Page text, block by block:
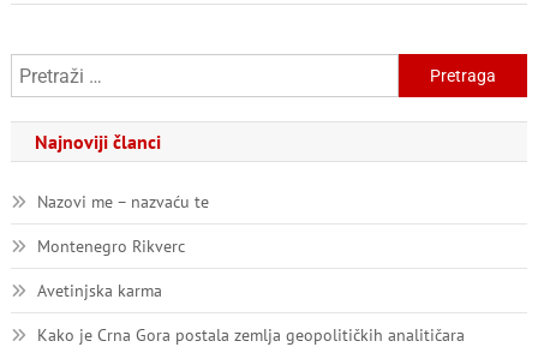
Pretraga:
Najnoviji članci
Nazovi me – nazvaću te
Montenegro Rikverc
Avetinjska karma
Kako je Crna Gora postala zemlja geopolitičkih analitičara